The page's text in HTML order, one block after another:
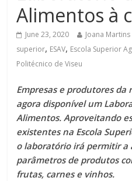
Alimentos à
June 23, 2020 Joana Martins
superior, ESAV, Escola Superior
Politécnico de Viseu
Empresas e produtores
agora disponível um
Alimentos. Aproveitando
existentes na Escola
o laboratório irá permitir a
parâmetros de produtos
frutas, carnes e vinhos.